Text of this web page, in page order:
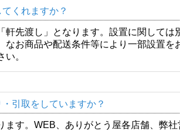
くれますか？
軒先渡し」となります。設置に関して
なお商品や配送条件等により一部設置
い。
引取をしていますか？
ます。WEB、ありがとう屋各店舗、弊